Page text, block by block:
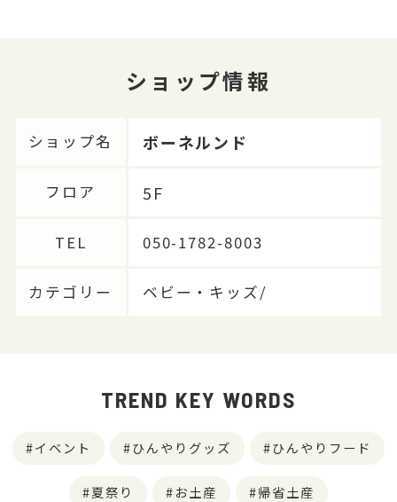
ショップ情報
ショップ名 ボーネルンド
フロア 5F
TEL 050-1782-8003
カテゴリー ベビー・キッズ/
TREND KEY WORDS
イベント ひんやりグッズ ひんやりフード
夏祭り お土産 帰省土産